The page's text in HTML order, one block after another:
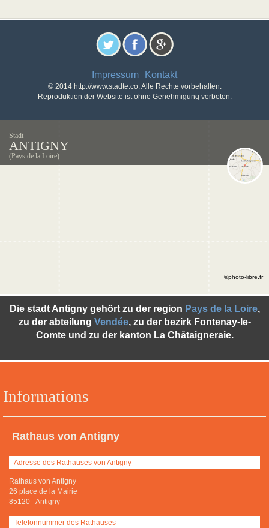
Impressum - Kontakt
© 2014 http://www.stadte.co. Alle Rechte vorbehalten.
Reproduktion der Website ist ohne Genehmigung verboten.
Stadt
ANTIGNY
(Pays de la Loire)
Informations
Rathaus von Antigny
Adresse des Rathauses von Antigny
Rathaus von Antigny
26 place de la Mairie
85120 -Antigny
Telefonnummer des Rathauses
Die stadt Antigny gehört zu der region Pays de la Loire,
zu der abteilung Vendée, zu der bezirk Fontenay-le-
Comte und zu der kanton La Châtaigneraie.
©photo-libre.fr